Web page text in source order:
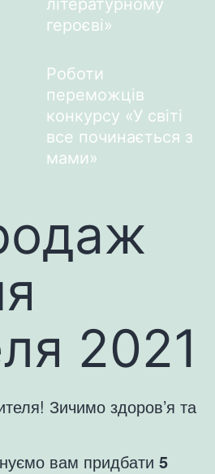
літературному
героєві»
Роботи
переможців
конкурсу «У світі
все починається з
мами»
2021
Зичимо здоров’я та
вам придбати 5